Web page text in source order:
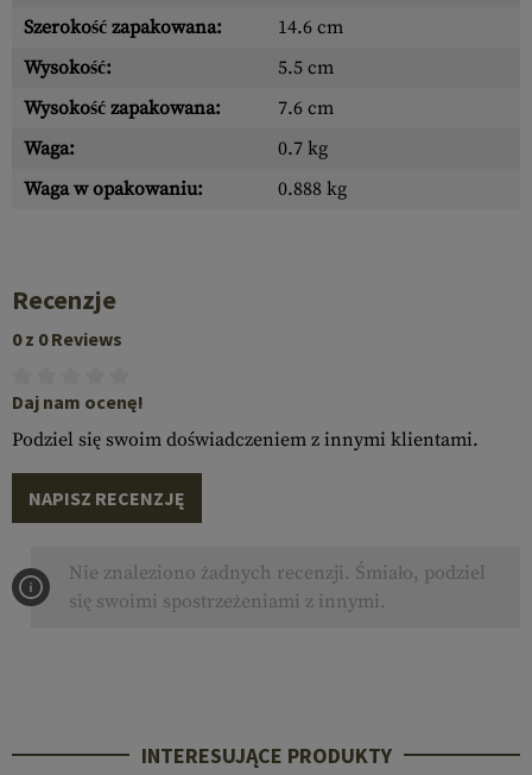
Szerokość zapakowana:
14.6 cm
Wysokość:
5.5 cm
Wysokość zapakowana:
7.6 cm
Waga:
0.7 kg
Waga w opakowaniu:
0.888 kg
Recenzje
0 z 0 Reviews
Daj nam ocenę!
Podziel się swoim doświadczeniem z innymi klientami.
NAPISZ RECENZJĘ
Nie znaleziono żadnych recenzji. Śmiało, podziel
się swoimi spostrzeżeniami z innymi.
INTERESUJĄCE PRODUKTY